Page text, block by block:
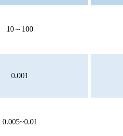
10～100
0.001
0.005~0.01